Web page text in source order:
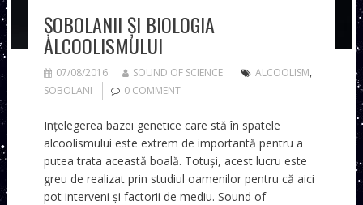
ȘOBOLANII ȘI BIOLOGIA
ALCOOLISMULUI
07/08/2016 SOUND OF SCIENCE ALCOOLISM,
SOBOLANI
0 COMMENT
Ințelegerea bazei genetice care stă în spatele
alcoolismului este extrem de importantă pentru a
putea trata această boală. Totuși, acest lucru este
greu de realizat prin studiul oamenilor pentru că aici
pot interveni și factorii de mediu. Sound of